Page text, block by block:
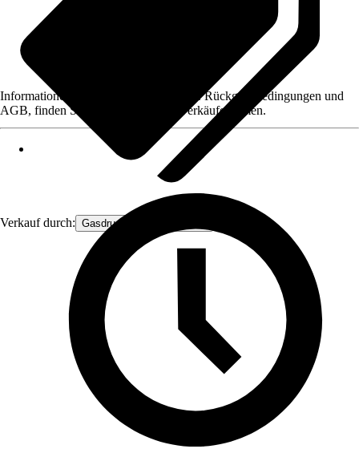
Verkauf durch: Gasdruckfeder Großhandel
Informationen des Verkäufers, wie z. B. Rückgabebedingungen und
AGB, finden Sie bei Klick auf den Verkäufernamen.